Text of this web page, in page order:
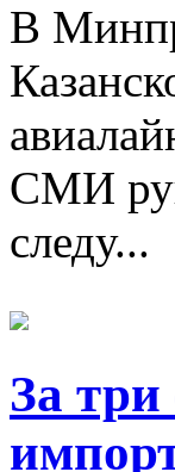
В
СМИ
следу...
За три